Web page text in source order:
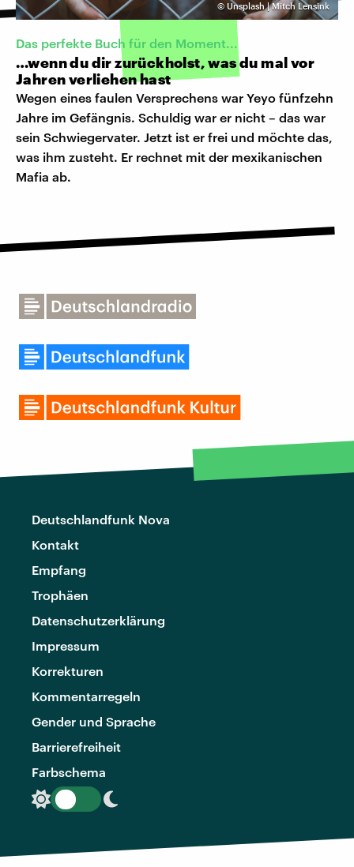
© Unsplash | Mitch Lensink
Das perfekte Buch für den Moment...
…wenn du dir zurückholst, was du mal vor
Jahren verliehen hast
Wegen eines faulen Versprechens war Yeyo fünfzehn
Jahre im Gefängnis. Schuldig war er nicht – das war
sein Schwiegervater. Jetzt ist er frei und möchte das,
was ihm zusteht. Er rechnet mit der mexikanischen
Mafia ab.
Deutschlandfunk Nova
Kontakt
Empfang
Trophäen
Datenschutzerklärung
Impressum
Korrekturen
Kommentarregeln
Gender und Sprache
Barrierefreiheit
Farbschema